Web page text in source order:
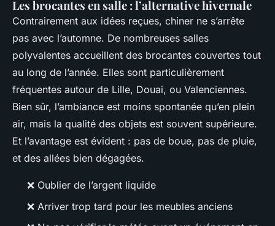
Les brocantes en salle : l’alternative hivernale
Contrairement aux idées reçues, chiner ne s’arrête
pas avec l’automne. De nombreuses salles
polyvalentes accueillent des brocantes couvertes tout
au long de l’année. Elles sont particulièrement
fréquentes autour de Lille, Douai, ou Valenciennes.
Bien sûr, l’ambiance est moins spontanée qu’en plein
air, mais la qualité des objets est souvent supérieure.
Et l’avantage est évident : pas de boue, pas de pluie,
et des allées bien dégagées.
❌ Oublier de l’argent liquide
❌ Arriver trop tard pour les meubles anciens